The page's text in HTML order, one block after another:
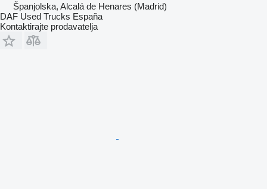
Španjolska, Alcalá de Henares (Madrid)
DAF Used Trucks España
Kontaktirajte prodavatelja